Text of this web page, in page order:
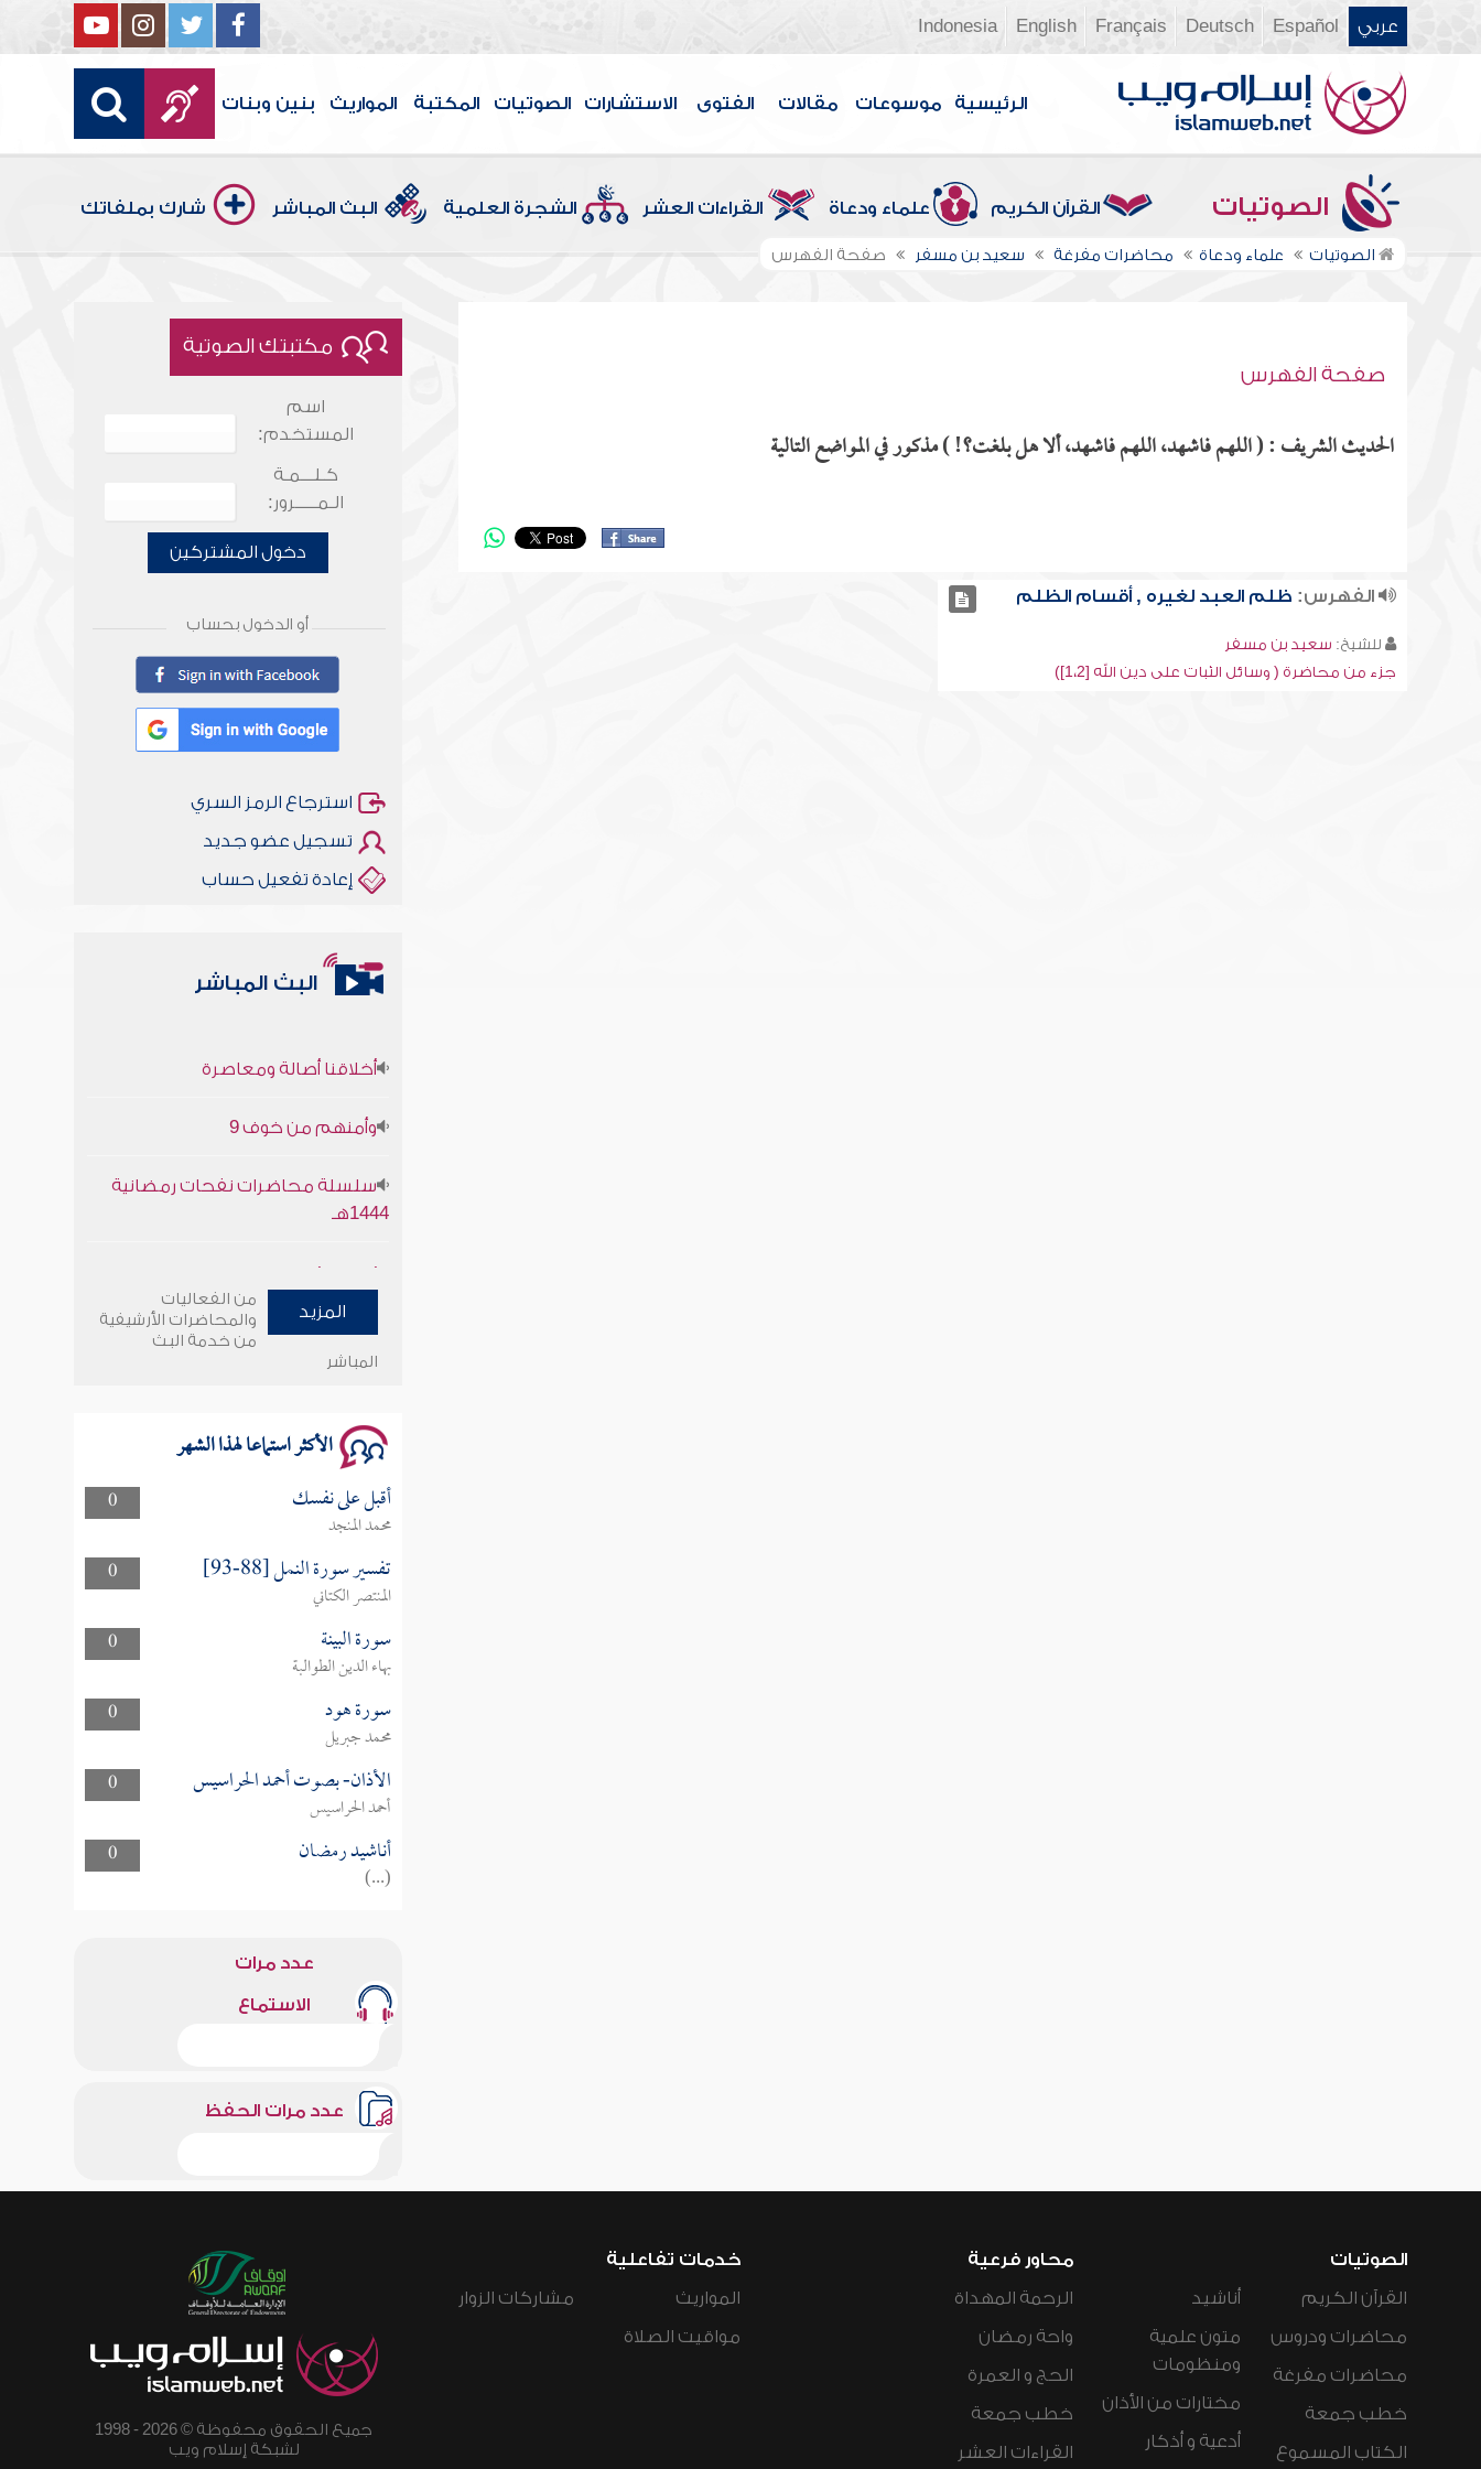
عربي Español
Deutsch
Français
English
Indonesia
الرئيسية موسوعات مقالات الفتوى الاستشارات الصوتيات المكتبة المواريث بنين وبنات
الصوتيات القرآن الكريم علماء ودعاة القراءات العشر الشجرة العلمية البث المباشر شارك بملفاتك
الصوتيات علماء ودعاة محاضرات مفرغة سعيد بن مسفر صفحة الفهرس
صفحة الفهرس
الحديث الشريف : ( اللهم فاشهد، اللهم فاشهد، ألا هل بلغت؟! ) مذكور في المواضع التالية
الفهرس: ظلم العبد لغيره , أقسام الظلم
للشيخ: سعيد بن مسفر
جزء من محاضرة ( وسائل الثبات على دين الله [1،2])
مكتبتك الصوتية
اسم
المستخدم:
كـلـــمـة
الـمـــــرور:
دخول المشتركين
أو الدخول بحساب
استرجاع الرمز السري
تسجيل عضو جديد
إعادة تفعيل حساب
البث المباشر
1444هـ
وأمنهم من خوف 9
سلسلة محاضرات نفحات رمضانية
المزيد
من الفعاليات
والمحاضرات الأرشيفية
من خدمة البث
المباشر
الأكثر استماعا لهذا الشهر
0 أقبل على نفسك
محمد المنجد
0
تفسير سورة النمل [88-93]
المنتصر الكتاني
0
سورة البينة
بهاء الدين الطوالبة
0
سورة هود
محمد جبريل
0
الأذان- بصوت أحمد الحراسيس
أحمد الحراسيس
0
أناشيد رمضان
(...)
عدد مرات
الاستماع
عدد مرات الحفظ
الصوتيات
القرآن الكريم
محاضرات ودروس
محاضرات مفرغة
خطب جمعة
الكتاب المسموع
أناشيد
متون علمية
ومنظومات
مختارات من الأذان
أدعية و أذكار
محاور فرعية
الرحمة المهداة
واحة رمضان
الحج و العمرة
خطب جمعة
القراءات العشر
خدمات تفاعلية
المواريث
مواقيت الصلاة
مشاركات الزوار
جميع الحقوق محفوظة © 2026 - 1998
لشبكة إسلام ويب